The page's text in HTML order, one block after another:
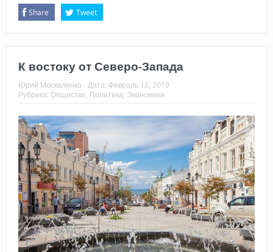
Share Tweet
К востоку от Северо-Запада
Юрий Москаленко Дата: Февраль 12, 2019
Рубрика: Общество, Политика, Экономика